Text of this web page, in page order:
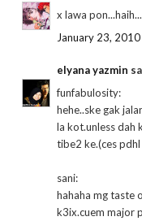
x lawa
January 23,
elyana yazmin
funfabulosity:
hehe..ske gak
la kot.unless dah
tibe2 ke.(ces
sani:
hahaha mg taste
k3ix.cuem major